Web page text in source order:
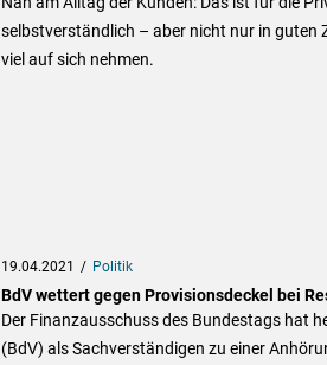
selbstverständlich – aber nicht nur in guten
viel auf sich nehmen.
19.04.2021 Politik
BdV wettert gegen Provisionsdeckel bei
Der Finanzausschuss des Bundestags hat
(BdV) als Sachverständigen zu einer